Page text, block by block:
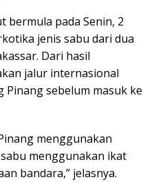
bermula pada Senin, 2
jenis sabu dari dua
Dari hasil
jalur internasional
Pinang sebelum masuk ke
menggunakan
menggunakan ikat
bandara,” jelasnya.